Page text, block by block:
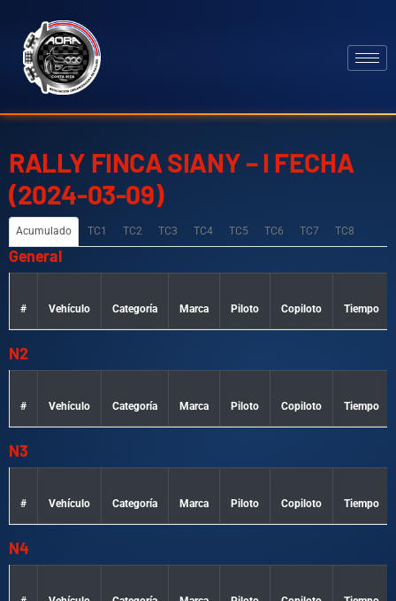
RALLY FINCA SIANY – I FECHA
(2024-03-09)
Acumulado TC1 TC2 TC3 TC4 TC5 TC6 TC7 TC8
General
# Vehículo Categoría Marca Piloto Copiloto Tiempo
N2
# Vehículo Categoría Marca Piloto Copiloto Tiempo
N3
# Vehículo Categoría Marca Piloto Copiloto Tiempo
N4